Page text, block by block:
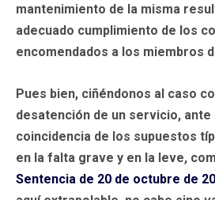
mantenimiento de la misma
adecuado cumplimiento de los
encomendados a los miembros
Pues bien, ciñéndonos al caso
desatención de un servicio, ante
coincidencia de los supuestos
en la falta grave y en la leve,
Sentencia de 20 de octubre de